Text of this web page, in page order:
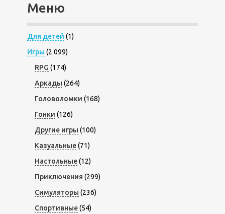
Меню
Для детей (1)
Игры (2 099)
RPG (174)
Аркады (264)
Головоломки (168)
Гонки (126)
Другие игры (100)
Казуальные(71)
Настольные(12)
Приключения (299)
Симуляторы (236)
Спортивные(54)